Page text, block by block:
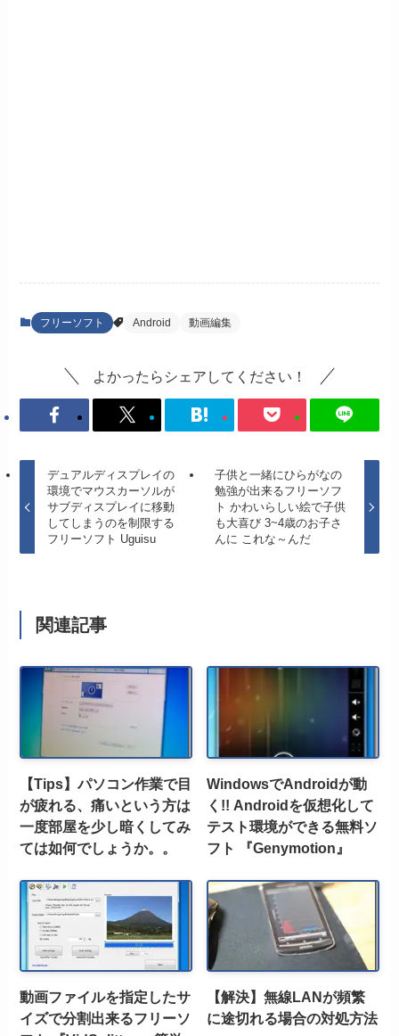
フリーソフト Android 動画編集
よかったらシェアしてください！
デュアルディスプレイの
環境でマウスカーソルが
サブディスプレイに移動
してしまうのを制限する
フリーソフト Uguisu
子供と一緒にひらがなの
勉強が出来るフリーソフ
ト かわいらしい絵で子供
も大喜び 3~4歳のお子さ
んに これな～んだ
関連記事
【Tips】パソコン作業で目
が疲れる、痛いという方は
一度部屋を少し暗くしてみ
ては如何でしょうか。。
WindowsでAndroidが動
く!! Androidを仮想化して
テスト環境ができる無料ソ
フト 『Genymotion』
動画ファイルを指定したサ
イズで分割出来るフリーソ
【解決】無線LANが頻繁
に途切れる場合の対処方法